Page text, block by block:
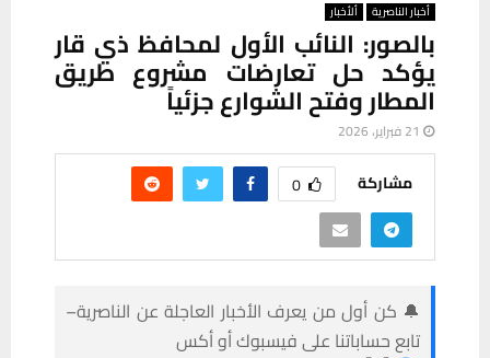
أخبار الناصرية ألأخبار
بالصور: النائب الأول لمحافظ ذي قار
يؤكد حل تعارضات مشروع طريق
المطار وفتح الشوارع جزئياً
21 فبراير، 2026
مشاركة 0
🔔 كن أول من يعرف الأخبار العاجلة عن الناصرية–
تابع حساباتنا على فيسبوك أو أكس